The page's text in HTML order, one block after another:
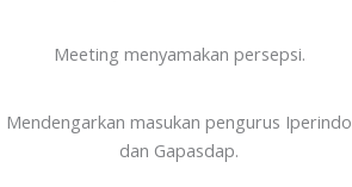
Meeting menyamakan persepsi.
Mendengarkan masukan pengurus Iperindo
dan Gapasdap.